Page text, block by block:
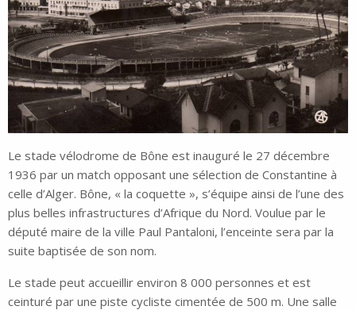
Le stade vélodrome de Bône est inauguré le 27 décembre
1936 par un match opposant une sélection de Constantine à
celle d’Alger. Bône, « la coquette », s’équipe ainsi de l’une des
plus belles infrastructures d’Afrique du Nord. Voulue par le
député maire de la ville Paul Pantaloni, l’enceinte sera par la
suite baptisée de son nom.
Le stade peut accueillir environ 8 000 personnes et est
ceinturé par une piste cycliste cimentée de 500 m. Une salle